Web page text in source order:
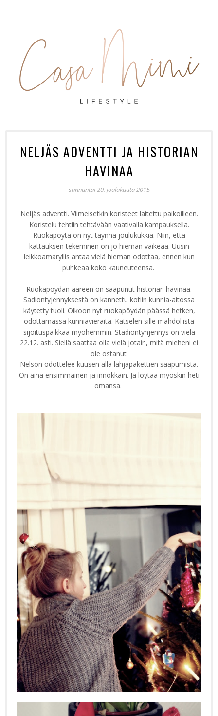
NELJÄS ADVENTTI JA HISTORIAN
HAVINAA
sunnuntai 20. joulukuuta 2015
Neljäs adventti. Viimeisetkin koristeet laitettu paikoilleen.
Koristelu tehtiin tehtävään vaativalla kampauksella.
Ruokapöytä on nyt täynnä joulukukkia. Niin, että
kattauksen tekeminen on jo hieman vaikeaa. Uusin
leikkoamaryllis antaa vielä hieman odottaa, ennen kun
puhkeaa koko kauneuteensa.
Ruokapöydän ääreen on saapunut historian havinaa.
Sadiontyjennyksestä on kannettu kotiin kunnia-aitossa
käytetty tuoli. Olkoon nyt ruokapöydän päässä hetken,
odottamassa kunniavieraita. Katselen sille mahdollista
sijoituspaikkaa myöhemmin. Stadiontyhjennys on vielä
22.12. asti. Siellä saattaa olla vielä jotain, mitä mieheni ei
ole ostanut.
Nelson odottelee kuusen alla lahjapakettien saapumista.
On aina ensimmäinen ja innokkain. Ja löytää myöskin heti
omansa.